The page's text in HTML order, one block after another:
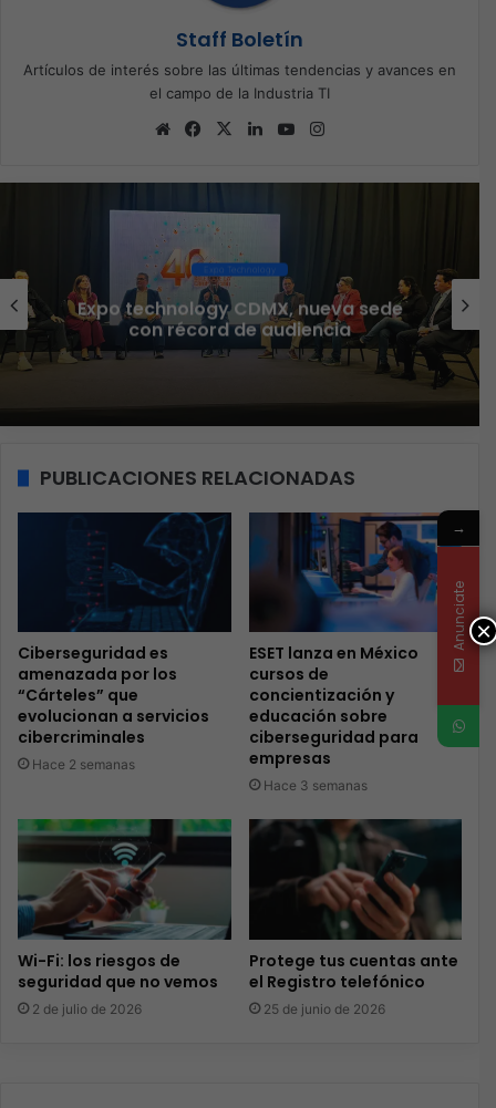
Staff Boletín
Artículos de interés sobre las últimas tendencias y avances en
el campo de la Industria TI
Sitio
Facebook
X LinkedInYouTube
Ciberseguridad
Veeam nombra a Fernando Zambrana
Country Manager para México
PUBLICACIONES RELACIONADAS
Ciberseguridad es
amenazada por los
“Cárteles” que
evolucionan a servicios
cibercriminales
Hace 2 semanas
ESET lanza en México
cursos de
concientización y
educación sobre
ciberseguridad para
empresas
Hace 3 semanas
Wi-Fi: los riesgos de
seguridad que no vemos
2 de julio de 2026
Protege tus cuentas ante
el Registro telefónico
25 de junio de 2026
×
→
Anunciate